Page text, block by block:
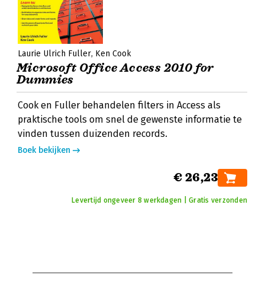
Laurie Ulrich Fuller Ken Cook
Microsoft Office Access 2010 for
Dummies
Cook en Fuller behandelen filters in Access als
praktische tools om snel de gewenste informatie te
vinden tussen duizenden records.
Boek bekijken
€ 26,23
Levertijd ongeveer 8 werkdagen | Gratis verzonden